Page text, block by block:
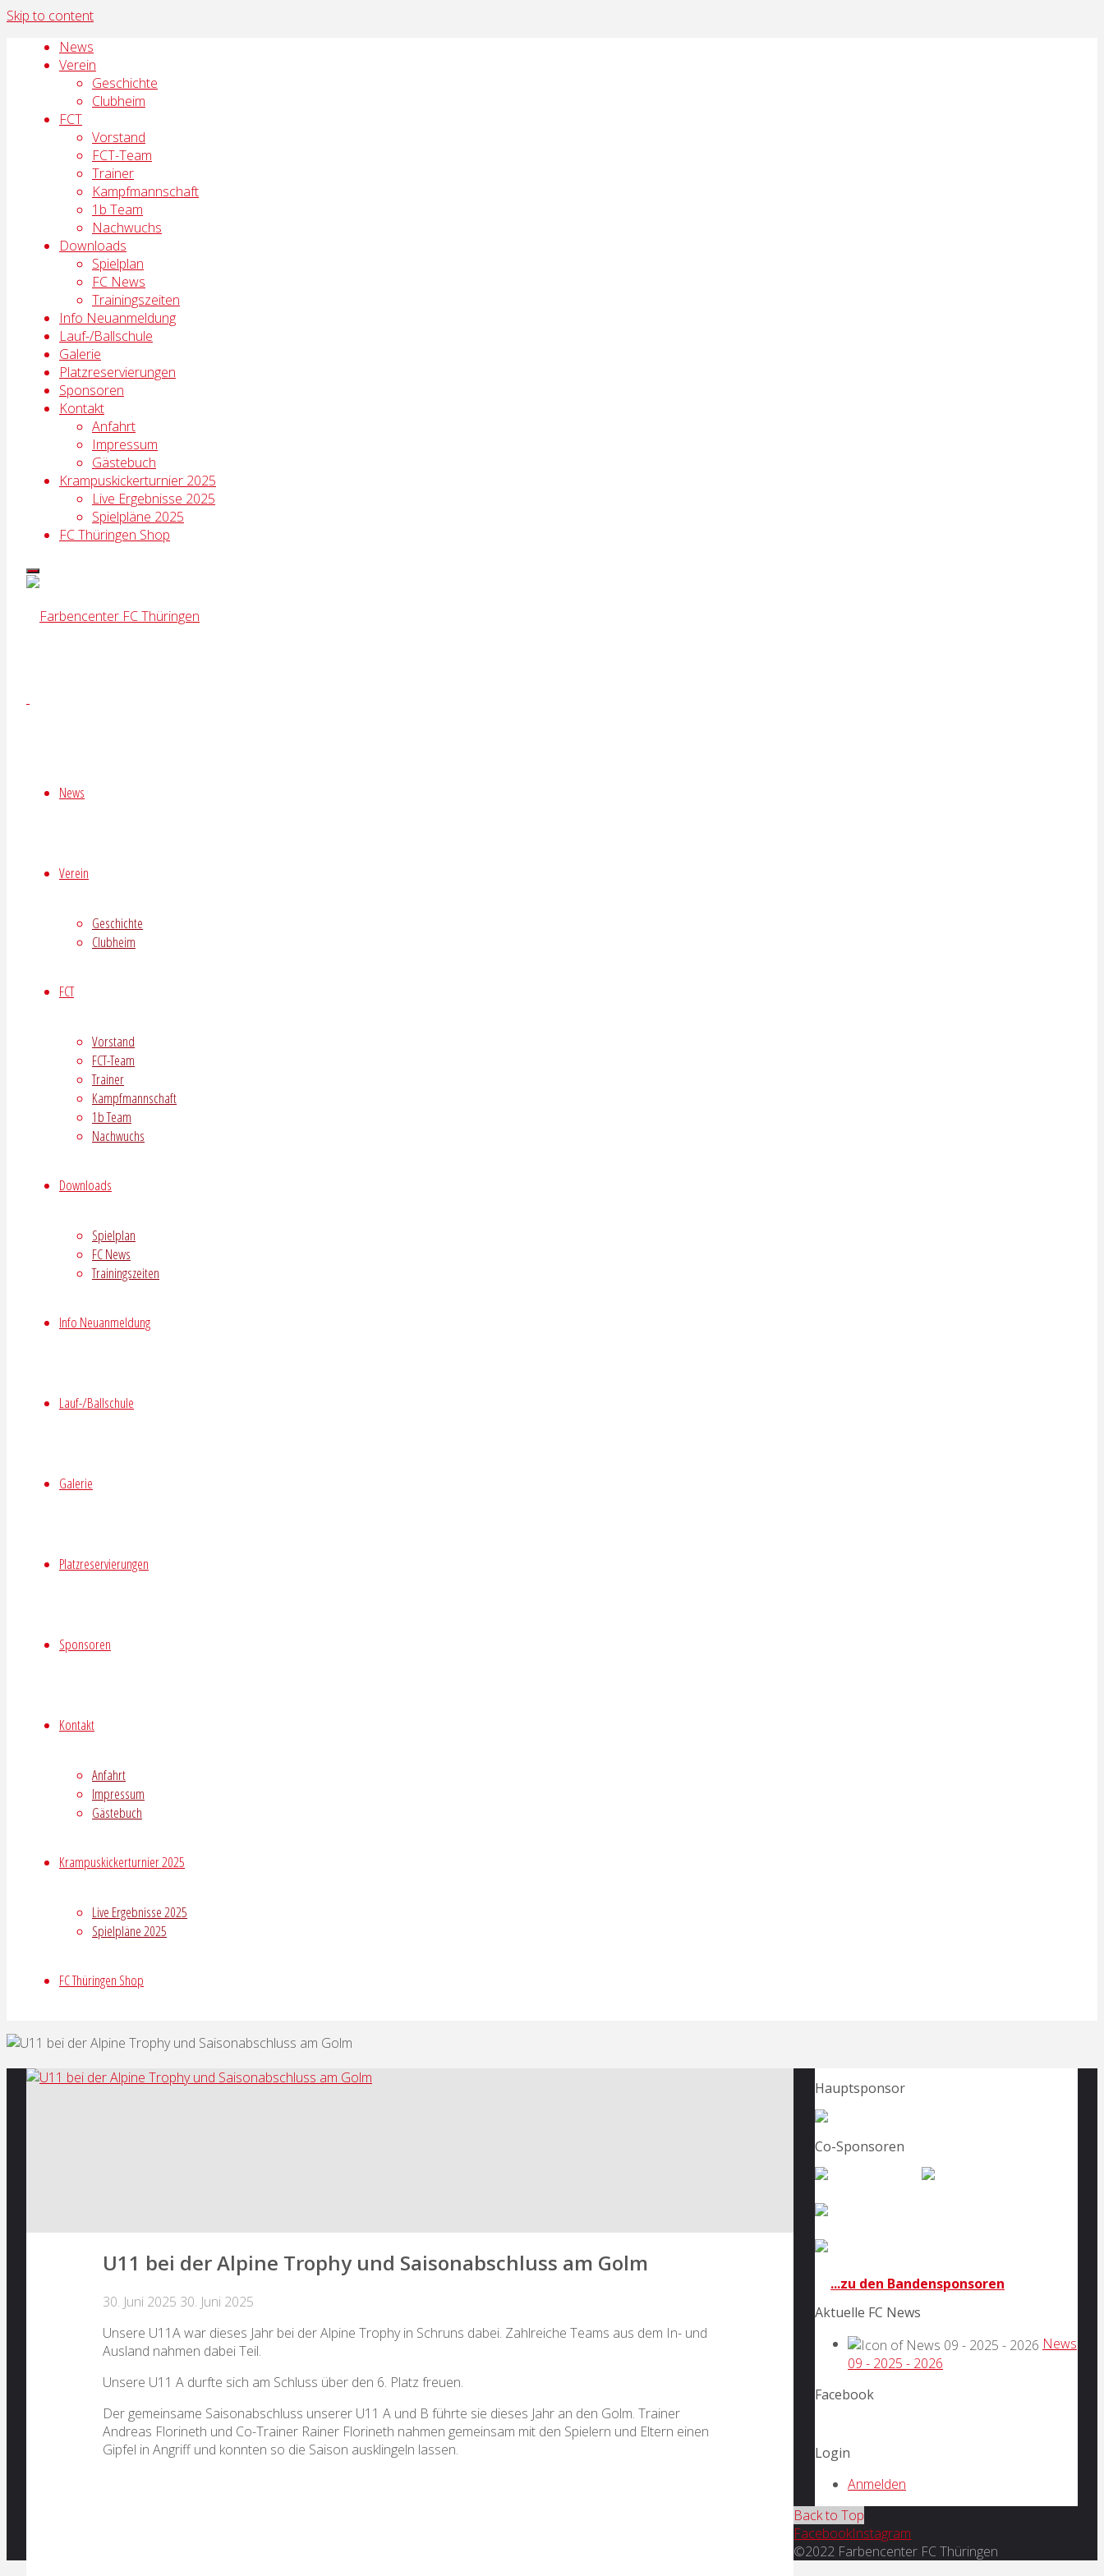
Skip to content
News
Verein
Geschichte
Clubheim
FCT
Vorstand
FCT-Team
Trainer
Kampfmannschaft
1b Team
Nachwuchs
Downloads
Spielplan
FC News
Trainingszeiten
Info Neuanmeldung
Lauf-/Ballschule
Galerie
Platzreservierungen
Sponsoren
Kontakt
Anfahrt
Impressum
Gästebuch
Krampuskickerturnier 2025
Live Ergebnisse 2025
Spielpläne 2025
FC Thüringen Shop
News
Verein
Geschichte
Clubheim
FCT
Vorstand
FCT-Team
Trainer
Kampfmannschaft
1b Team
Nachwuchs
Downloads
Spielplan
FC News
Trainingszeiten
Info Neuanmeldung
Lauf-/Ballschule
Galerie
Platzreservierungen
Sponsoren
Kontakt
Anfahrt
Impressum
Gästebuch
Krampuskickerturnier 2025
Live Ergebnisse 2025
Spielpläne 2025
FC Thüringen Shop
U11 bei der Alpine Trophy und Saisonabschluss am Golm
30. Juni 2025 30. Juni 2025
Unsere U11A war dieses Jahr bei der Alpine Trophy in Schruns dabei. Zahlreiche Teams aus dem In- und
Ausland nahmen dabei Teil.
Unsere U11 A durfte sich am Schluss über den 6. Platz freuen.
Der gemeinsame Saisonabschluss unserer U11 A und B führte sie dieses Jahr an den Golm. Trainer
Andreas Florineth und Co-Trainer Rainer Florineth nahmen gemeinsam mit den Spielern und Eltern einen
Gipfel in Angriff und konnten so die Saison ausklingeln lassen.
Hauptsponsor
Co-Sponsoren
...zu den Bandensponsoren
Aktuelle FC News
News
09 - 2025 - 2026
Facebook
Login
Anmelden
Back to Top
FacebookInstagram
©2022 Farbencenter FC Thüringen